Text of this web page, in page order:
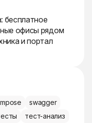
бесплатное
офисы рядом
и портал
swagger
тест-анализ